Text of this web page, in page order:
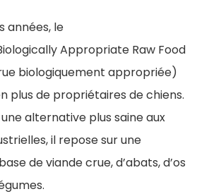
années, le
Appropriate Raw Food
biologiquement appropriée)
plus de propriétaires de chiens.
alternative plus saine aux
il repose sur une
de viande crue, d’abats, d’os